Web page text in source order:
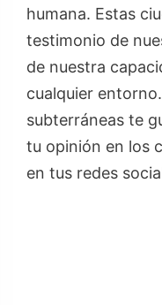
humana. Estas
testimonio de
de nuestra
cualquier
subterráneas te
tu opinión en los
en tus redes